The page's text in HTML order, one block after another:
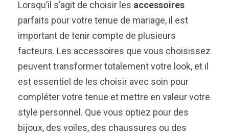
Lorsqu’il s’agit de choisir les accessoires
parfaits pour votre tenue de mariage, il est
important de tenir compte de plusieurs
facteurs. Les accessoires que vous choisissez
peuvent transformer totalement votre look, et il
est essentiel de les choisir avec soin pour
compléter votre tenue et mettre en valeur votre
style personnel. Que vous optiez pour des
bijoux, des voiles, des chaussures ou des